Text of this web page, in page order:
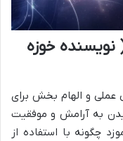
خوزه
عملی و الهام بخش برای
به آرامش و موفقیت
چگونه با استفاده از